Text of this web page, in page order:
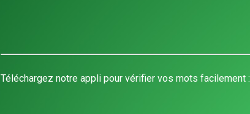
Téléchargez notre appli pour vérifier vos mots facilement :